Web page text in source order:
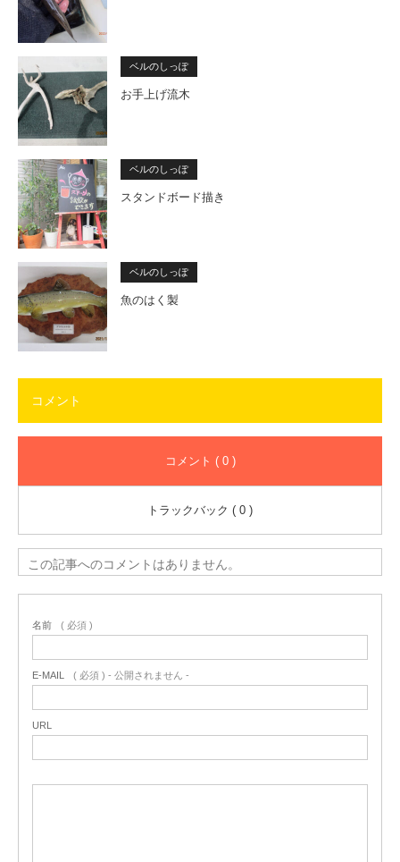
ベルのしっぽ
お手上げ流木
ベルのしっぽ
スタンドボード描き
ベルのしっぽ
魚のはく製
コメント
コメント ( 0 )
トラックバック ( 0 )
この記事へのコメントはありません。
名前 ( 必須 )
E-MAIL ( 必須 ) - 公開されません -
URL